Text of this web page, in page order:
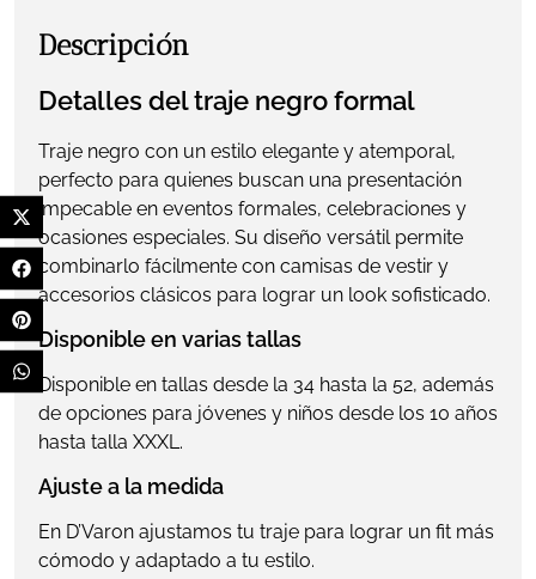
Descripción
Detalles del traje negro formal
Traje negro con un estilo elegante y atemporal,
perfecto para quienes buscan una presentación
impecable en eventos formales, celebraciones y
ocasiones especiales. Su diseño versátil permite
combinarlo fácilmente con camisas de vestir y
accesorios clásicos para lograr un look sofisticado.
Disponible en varias tallas
Disponible en tallas desde la 34 hasta la 52, además
de opciones para jóvenes y niños desde los 10 años
hasta talla XXXL.
Ajuste a la medida
En D’Varon ajustamos tu traje para lograr un fit más
cómodo y adaptado a tu estilo.